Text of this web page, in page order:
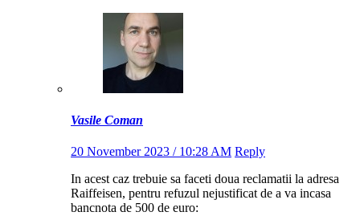
Vasile Coman
20 November 2023 / 10:28 AM Reply
In acest caz trebuie sa faceti doua reclamatii la adresa
Raiffeisen, pentru refuzul nejustificat de a va incasa
bancnota de 500 de euro: